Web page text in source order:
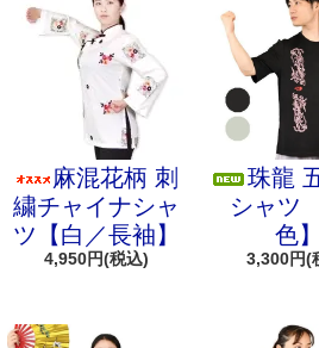
麻混花柄 刺
繍チャイナシャ
ツ【白／長袖】
4,950円(税込)
珠龍
シャツ
色】
3,300円(